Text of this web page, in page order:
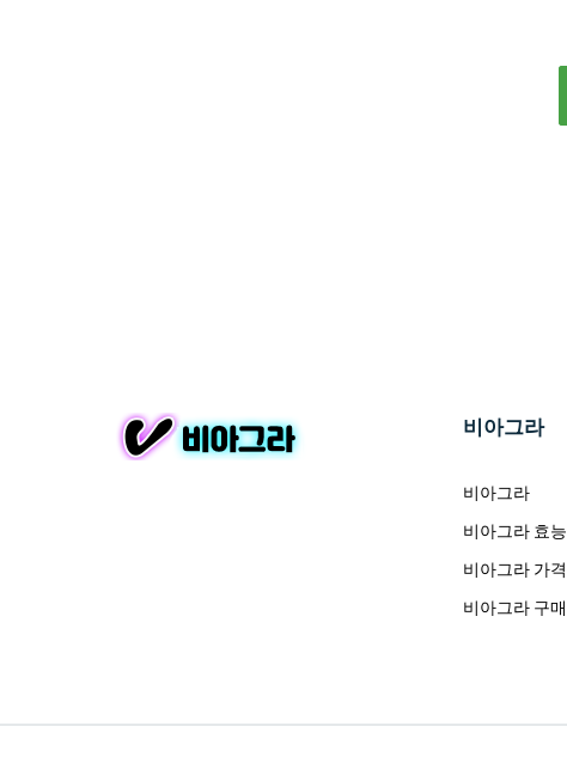
비아그라
비아그라
비아그라 효능
비아그라 가격
비아그라 구매